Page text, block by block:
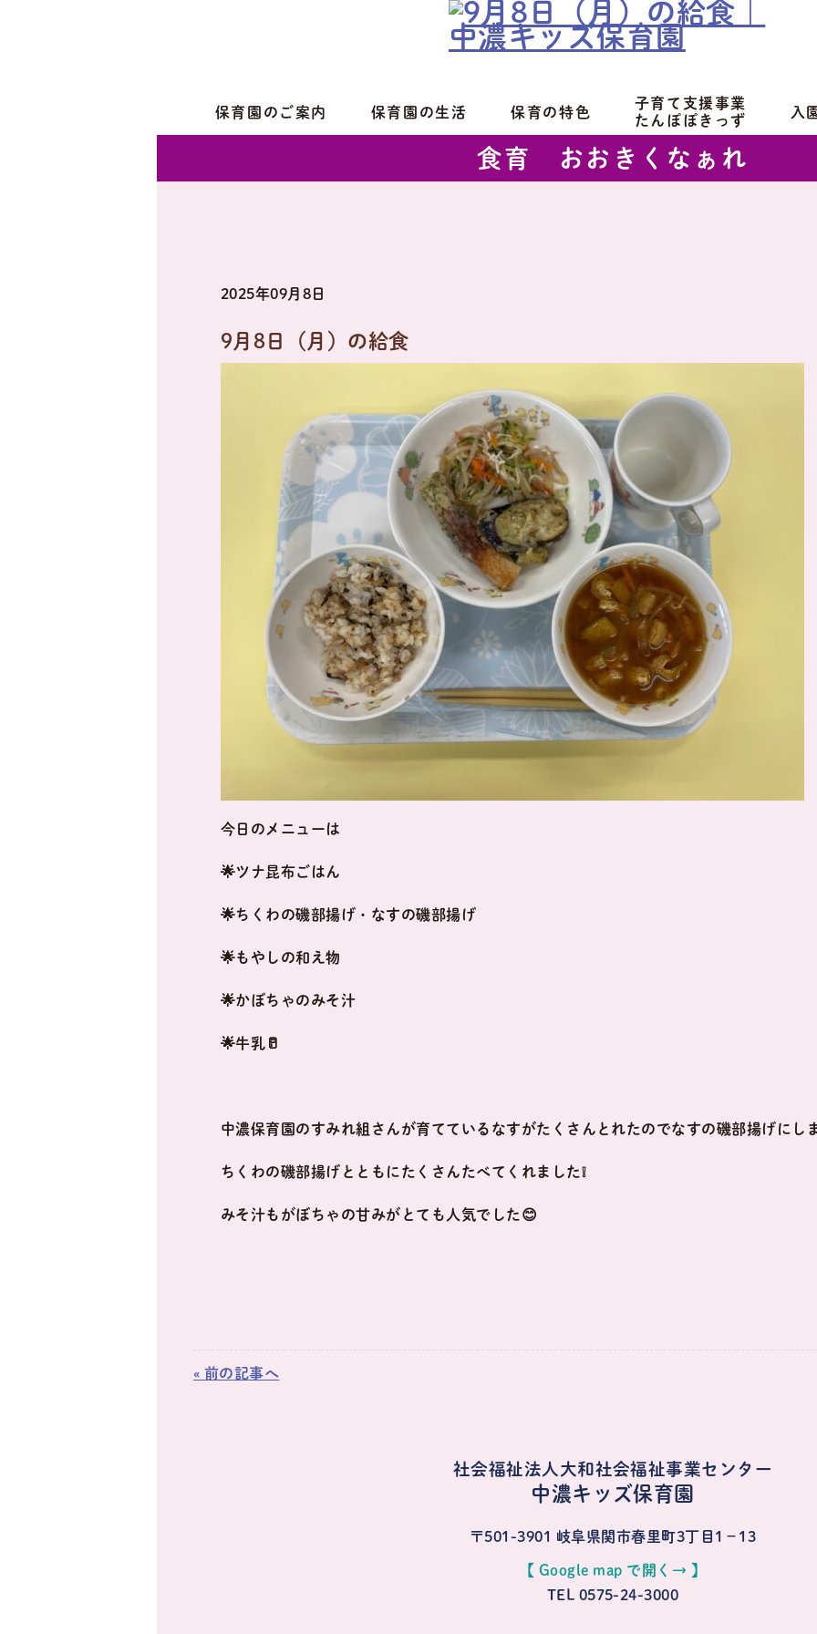
保育園のご案内 保育園の生活 保育の特色
子育て支援事業
たんぽぽきっず
入
食育 おおきくなぁれ
2025年09月8日
9月8日（月）の給食
今日のメニューは
🌟ツナ昆布ごはん
🌟ちくわの磯部揚げ・なすの磯部揚げ
🌟もやしの和え物
🌟かぼちゃのみそ汁
🌟牛乳🥛
中濃保育園のすみれ組さんが育てているなすがたくさんとれたのでなすの磯部揚げにし
ちくわの磯部揚げとともにたくさんたべてくれました❕
みそ汁もがぼちゃの甘みがとても人気でした😊
« 前の記事へ
社会福祉法人大和社会福祉事業センター
中濃キッズ保育園
〒501-3901 岐阜県関市春里町3丁目1−13
【 Google map で開く→ 】
TEL 0575-24-3000